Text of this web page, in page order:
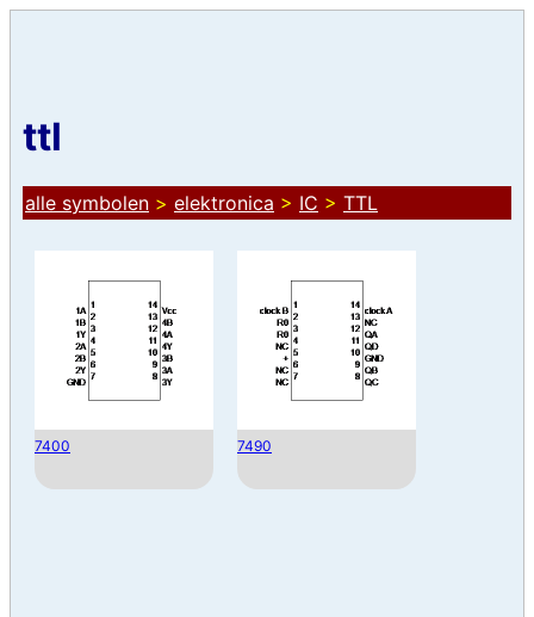
ttl
alle symbolen > elektronica > IC > TTL
7400 7490